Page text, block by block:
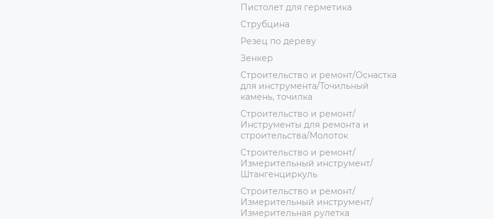
Пистолет для герметика
Струбцина
Резец по дереву
Зенкер
Строительство и ремонт/Оснастка
для инструмента/Точильный
камень, точилка
Строительство и ремонт/
Инструменты для ремонта и
строительства/Молоток
Строительство и ремонт/
Измерительный инструмент/
Штангенциркуль
Строительство и ремонт/
Измерительный инструмент/
Измерительная рулетка